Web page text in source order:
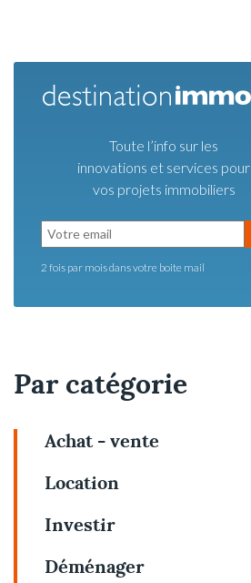
Toute l’info sur les
innovations et services pour
vos projets immobiliers
2 fois par mois dans votre boite mail
Par catégorie
Achat - vente
Location
Investir
Déménager